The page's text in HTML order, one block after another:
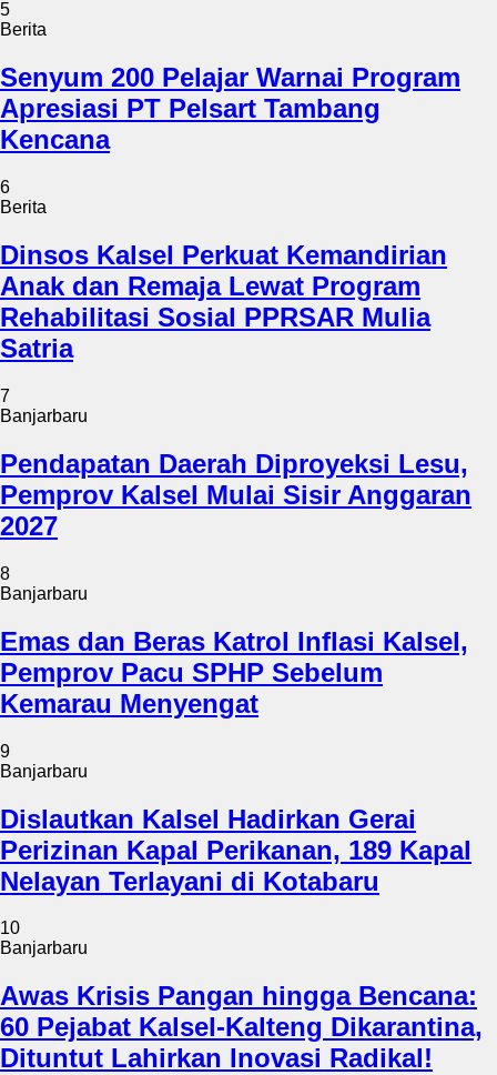
5
Berita
Senyum 200 Pelajar Warnai Program
Apresiasi PT Pelsart Tambang
Kencana
6
Berita
Dinsos Kalsel Perkuat Kemandirian
Anak dan Remaja Lewat Program
Rehabilitasi Sosial PPRSAR Mulia
Satria
7
Banjarbaru
Pendapatan Daerah Diproyeksi Lesu,
Pemprov Kalsel Mulai Sisir Anggaran
2027
8
Banjarbaru
Emas dan Beras Katrol Inflasi Kalsel,
Pemprov Pacu SPHP Sebelum
Kemarau Menyengat
9
Banjarbaru
Dislautkan Kalsel Hadirkan Gerai
Perizinan Kapal Perikanan, 189 Kapal
Nelayan Terlayani di Kotabaru
10
Banjarbaru
Awas Krisis Pangan hingga Bencana:
60 Pejabat Kalsel-Kalteng Dikarantina,
Dituntut Lahirkan Inovasi Radikal!